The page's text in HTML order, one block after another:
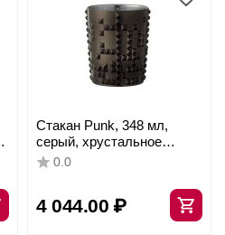
Стакан Punk, 348 мл,
серый, хрустальное
стекло, Nachtmann
0.0
4 044.00 ₽